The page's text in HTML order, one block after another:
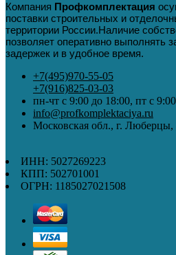
Компания Профкомплектация
поставки строительных и
территории России.Наличие
позволяет оперативно выполнять
задержек и в удобное время.
+7(495)970-55-05
+7(916)825-03-03
пн-чт с 9:00 до 18:00, пт с
info@profkomplektaciya.ru
Московская обл., г.
ИНН: 5027269223
КПП: 502701001
ОГРН: 1185027021508